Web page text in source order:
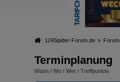
124Spider-Forum.de » Forum
Terminplanung
Wann / Wo / Wer / Treffpunkte